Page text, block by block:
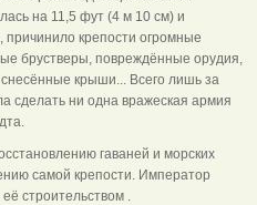
на 11,5 фут (4 м 10 см) и
причинило крепости огромные
брустверы, повреждённые орудия,
крыши... Всего лишь за
сделать ни одна вражеская армия
гаваней и морских
самой крепости. Император
строительством .